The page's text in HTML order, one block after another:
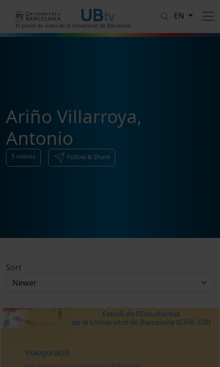
El portal de vídeo de la Universitat de Barcelona
EN
Ariño Villarroya,
Antonio
5videos Follow & Share
Sort